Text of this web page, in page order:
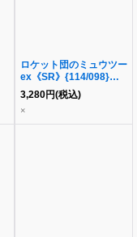
ロケット団のミュウツー
ex《SR》{114/098}
[SV10]
3,280円(税込)
×